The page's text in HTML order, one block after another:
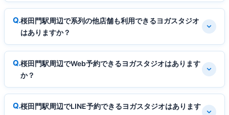
桜田門駅周辺で系列の他店舗も利用できるヨガスタジオ
はありますか？
桜田門駅周辺でWeb予約できるヨガスタジオはあります
か？
桜田門駅周辺でLINE予約できるヨガスタジオはあります